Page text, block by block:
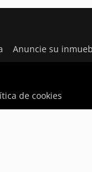
Anuncie su
de cookies